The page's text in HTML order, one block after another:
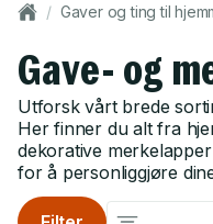
/ Gaver og ting til
Gave- og
Utforsk vårt brede
Her finner du alt fra
dekorative
for å personliggjøre